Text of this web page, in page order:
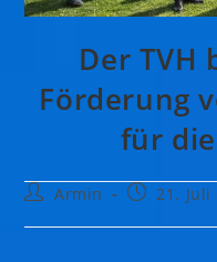
Der TVH
Förderung
für
Armin 21. Juli